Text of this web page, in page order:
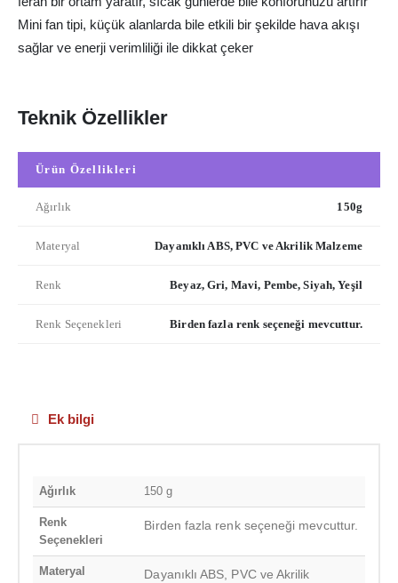
Mini fan tipi, küçük alanlarda bile etkili bir şekilde hava akışı
sağlar ve enerji verimliliği ile dikkat çeker
Teknik Özellikler
Ürün Özellikleri
Ağırlık 150g
Materyal Dayanıklı ABS, PVC ve Akrilik Malzeme
Renk Beyaz, Gri, Mavi, Pembe, Siyah, Yeşil
Renk Seçenekleri Birden fazla renk seçeneği mevcuttur.
Ek bilgi
Ağırlık 150 g
Renk
Seçenekleri
Birden fazla renk seçeneği mevcuttur.
Materyal Dayanıklı ABS, PVC ve Akrilik